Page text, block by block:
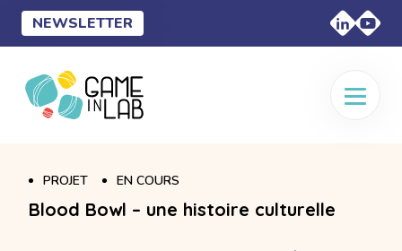
NEWSLETTER
PROJET EN COURS
Blood Bowl – une histoire culturelle